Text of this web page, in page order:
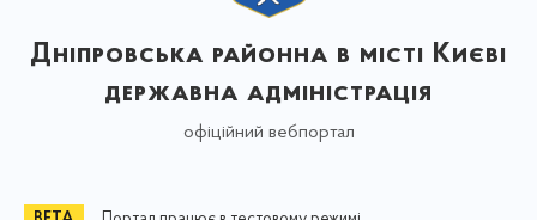
Дніпровська районна в місті Києві
державна адміністрація
офіційний вебпортал